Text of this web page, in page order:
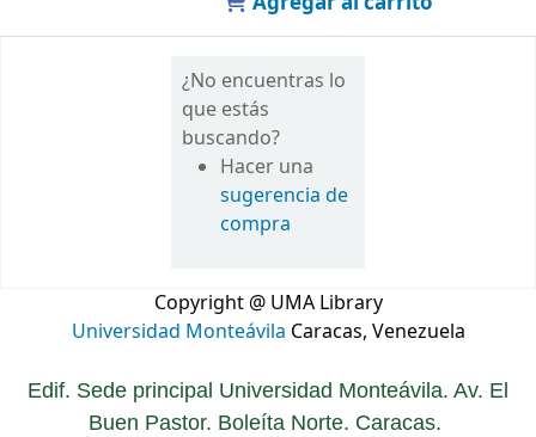
¿No encuentras lo
que estás
buscando?
Hacer una
sugerencia de
compra
Copyright @ UMA Library
Universidad Monteávila Caracas, Venezuela
Edif. Sede principal Universidad Monteávila. Av. El
Buen Pastor. Boleíta Norte. Caracas.